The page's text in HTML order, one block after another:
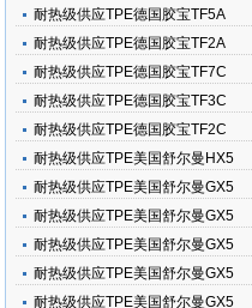
耐热级供应TPE德国胶宝TF5A
耐热级供应TPE德国胶宝TF2A
耐热级供应TPE德国胶宝TF7C
耐热级供应TPE德国胶宝TF3C
耐热级供应TPE德国胶宝TF2C
耐热级供应TPE美国舒尔曼HX5
耐热级供应TPE美国舒尔曼GX5
耐热级供应TPE美国舒尔曼GX5
耐热级供应TPE美国舒尔曼GX5
耐热级供应TPE美国舒尔曼GX5
耐热级供应TPE美国舒尔曼GX5